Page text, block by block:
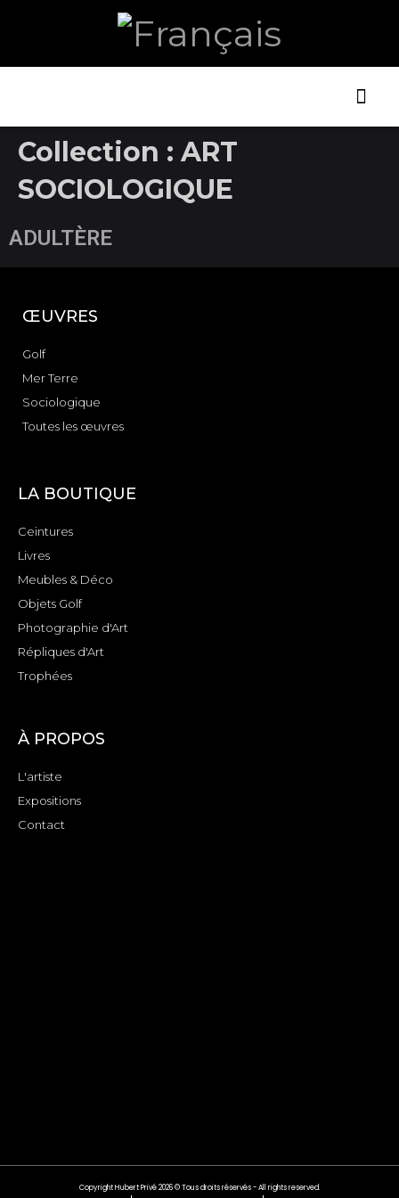
Collection : ART
SOCIOLOGIQUE
ADULTÈRE
ŒUVRES
Golf
Mer Terre
Sociologique
Toutes les œuvres
LA BOUTIQUE
Ceintures
Livres
Meubles & Déco
Objets Golf
Photographie d'Art
Répliques d'Art
Trophées
À PROPOS
L'artiste
Expositions
Contact
Copyright Hubert Privé 2026 © Tous droits réservés - All rights reserved.